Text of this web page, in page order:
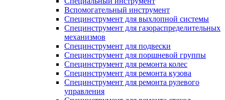
Вспомогательный инструмент
Специнструмент для выхлопной системы
Специнструмент для газораспределительных
механизмов
Специнструмент для подвески
Специнструмент для поршневой группы
Специнструмент для ремонта колес
Специнструмент для ремонта кузова
Специнструмент для ремонта рулевого
управления